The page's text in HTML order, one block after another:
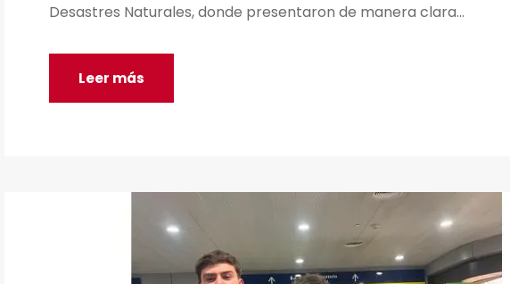
Desastres Naturales, donde presentaron de manera clara...
Leer más